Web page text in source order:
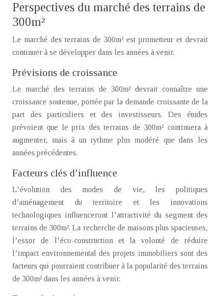
Perspectives du marché des terrains de
300m²
Le marché des terrains de 300m² est prometteur et devrait
continuer à se développer dans les années à venir.
Prévisions de croissance
Le marché des terrains de 300m² devrait connaître une
croissance soutenue, portée par la demande croissante de la
part des particuliers et des investisseurs. Des études
prévoient que le prix des terrains de 300m² continuera à
augmenter, mais à un rythme plus modéré que dans les
années précédentes.
Facteurs clés d’influence
L’évolution des modes de vie, les politiques
d’aménagement du territoire et les innovations
technologiques influenceront l’attractivité du segment des
terrains de 300m². La recherche de maisons plus spacieuses,
l’essor de l’éco-construction et la volonté de réduire
l’impact environnemental des projets immobiliers sont des
facteurs qui pourraient contribuer à la popularité des terrains
de 300m² dans les années à venir.